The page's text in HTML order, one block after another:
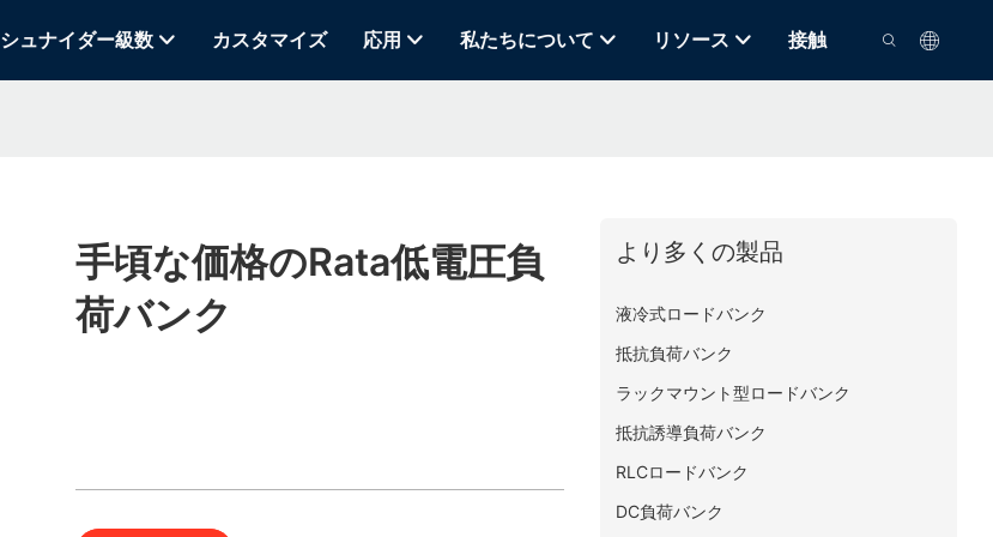
シュナイダー級数 カスタマイズ 応用 私たちについて リソース 接触
手頃な価格のRata低電圧負
荷バンク
より多くの製品
液冷式ロードバンク
抵抗負荷バンク
ラックマウント型ロードバンク
抵抗誘導負荷バンク
RLCロードバンク
DC負荷バンク